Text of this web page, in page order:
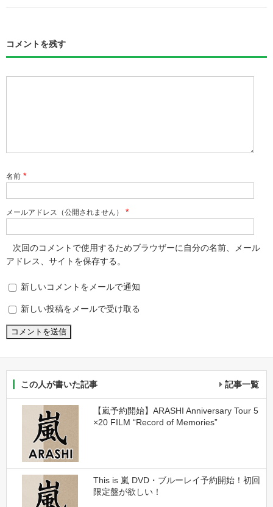
コメントを残す
名前 *
メールアドレス（公開されません） *
次回のコメントで使用するためブラウザーに自分の名前、メール
アドレス、サイトを保存する。
新しいコメントをメールで通知
新しい投稿をメールで受け取る
この人が書いた記事 記事一覧
【嵐予約開始】ARASHI Anniversary Tour 5
×20 FILM “Record of Memories”
This is 嵐 DVD・ブルーレイ予約開始！初回
限定盤が欲しい！